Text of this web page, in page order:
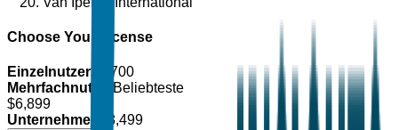
Choose Your License
Einzelnutzer$
4,700
Mehrfachnutzer
Beliebteste
$6,899
Unternehmen
8,499